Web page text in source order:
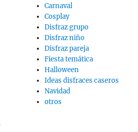
Carnaval
Cosplay
Disfraz grupo
Disfraz niño
Disfraz pareja
Fiesta temática
Halloween
Ideas disfraces caseros
Navidad
otros